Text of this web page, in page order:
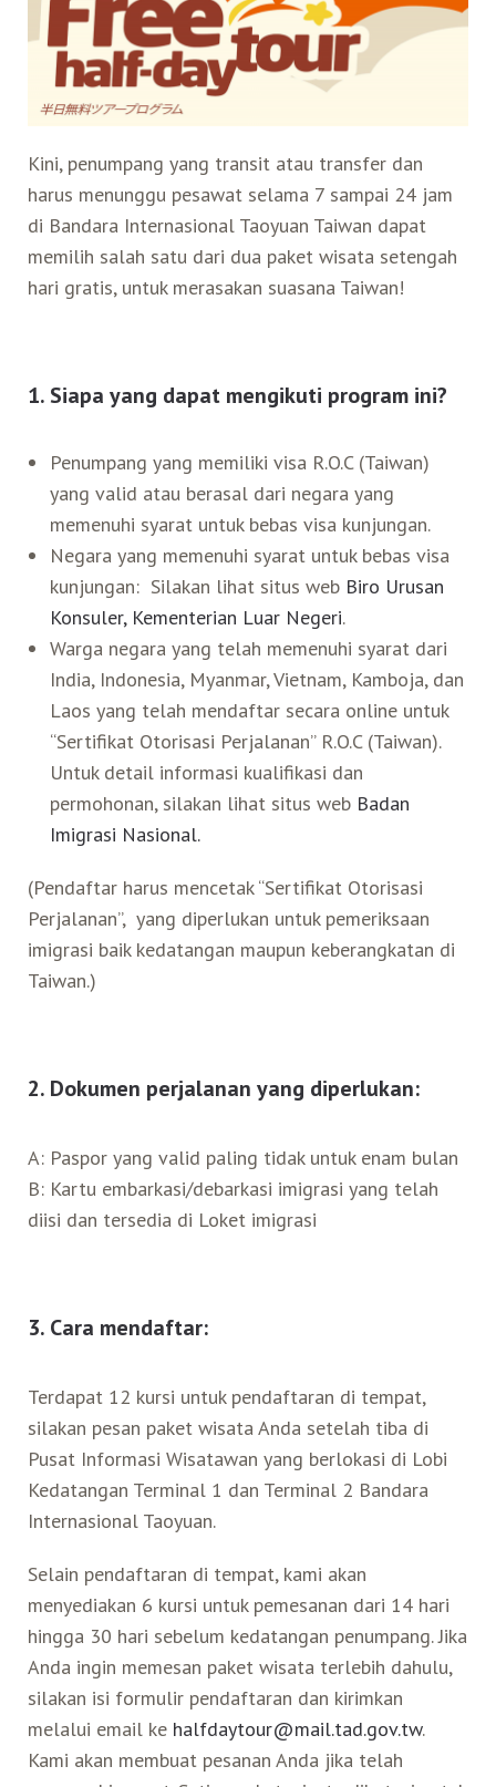
Agen Perjalanan
Mata Air Panas
LOHAS
Ekowisata
Wisata Kereta Api
Wisata Senior
Wisata Yang Dapat Diakses
Belanja
Pasar Malam
Tur Bis Wisata
Wisata Alam – Scenic Spot
Taiwan Tips
Teh Kelas Dunia
Bis
U-Bike
Mobil
Bandara Internasional
Atraksi Taiwan Bagian Timur
Atraksi Taiwan Bagian Tengah
Atraksi Taiwan Bagian Selatan
Atraksi Kepulauan di Pesisir Pantai
Search for:
Kini, penumpang yang transit atau transfer dan
harus menunggu pesawat selama 7 sampai 24 jam
di Bandara Internasional Taoyuan Taiwan dapat
memilih salah satu dari dua paket wisata setengah
hari gratis, untuk merasakan suasana Taiwan!
1. Siapa yang dapat mengikuti program ini?
Penumpang yang memiliki visa R.O.C (Taiwan)
yang valid atau berasal dari negara yang
memenuhi syarat untuk bebas visa kunjungan.
Negara yang memenuhi syarat untuk bebas visa
kunjungan: Silakan lihat situs web Biro Urusan
Konsuler, Kementerian Luar Negeri.
Warga negara yang telah memenuhi syarat dari
India, Indonesia, Myanmar, Vietnam, Kamboja, dan
Laos yang telah mendaftar secara online untuk
“Sertifikat Otorisasi Perjalanan” R.O.C (Taiwan).
Untuk detail informasi kualifikasi dan
permohonan, silakan lihat situs web Badan
Imigrasi Nasional.
(Pendaftar harus mencetak “Sertifikat Otorisasi
Perjalanan”, yang diperlukan untuk pemeriksaan
imigrasi baik kedatangan maupun keberangkatan di
Taiwan.)
2. Dokumen perjalanan yang diperlukan:
A: Paspor yang valid paling tidak untuk enam bulan
B: Kartu embarkasi/debarkasi imigrasi yang telah
diisi dan tersedia di Loket imigrasi
3. Cara mendaftar:
Terdapat 12 kursi untuk pendaftaran di tempat,
silakan pesan paket wisata Anda setelah tiba di
Pusat Informasi Wisatawan yang berlokasi di Lobi
Kedatangan Terminal 1 dan Terminal 2 Bandara
Internasional Taoyuan.
Selain pendaftaran di tempat, kami akan
menyediakan 6 kursi untuk pemesanan dari 14 hari
hingga 30 hari sebelum kedatangan penumpang. Jika
Anda ingin memesan paket wisata terlebih dahulu,
silakan isi formulir pendaftaran dan kirimkan
melalui email ke halfdaytour@mail.tad.gov.tw.
Kami akan membuat pesanan Anda jika telah